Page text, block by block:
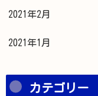
2021年2月
2021年1月
カテゴリー